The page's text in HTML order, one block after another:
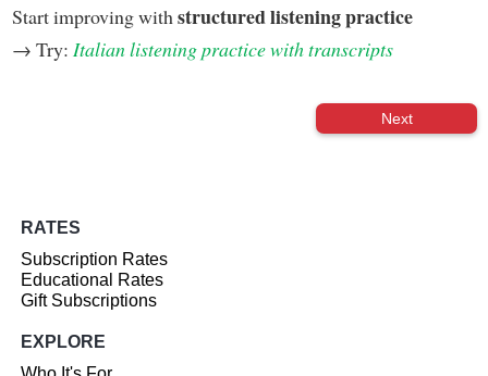
Start improving with structured listening practice
→ Try: Italian listening practice with transcripts
Next
RATES
Subscription Rates
Educational Rates
Gift Subscriptions
EXPLORE